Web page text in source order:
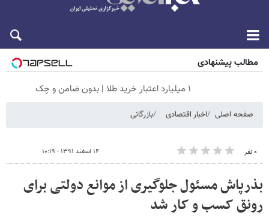
مطالب پیشنهادی
۱ میلیارد اعتبار خرید طلا | بدون ضامن و چک
صفحه اصلی اخبار اقتصادی بازرگانی
۰ نفر ۱۴ اسفند ۱۳۹۱ - ۱۰:۱۹
بذرپاش مسئول جلوگیری از موانع دولتی برای
رونق کسب و کار شد